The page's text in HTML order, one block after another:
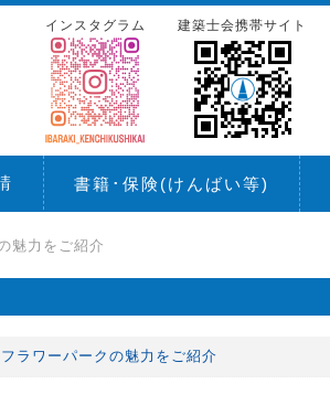
建築士会携帯サイト
インスタグラム
書籍･保険(けんばい等)
魅⼒をご紹介
ラワーパークの魅⼒をご紹介